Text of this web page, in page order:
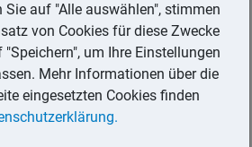
bestimmt für
und für
Wert der
Sie auf "Alle auswählen", stimmen
von Cookies für diese Zwecke
um Ihre Einstellungen
Mehr Informationen über die
eingesetzten Cookies finden